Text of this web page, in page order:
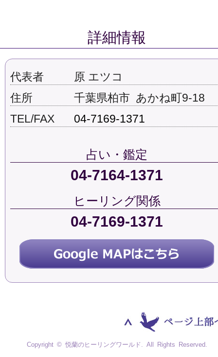
詳細情報
代表者
原 エツコ
住所
千葉県柏市 あかね町9-18
TEL/FAX
04-7169-1371
占い・鑑定
04-7164-1371
ヒーリング関係
04-7169-1371
Copyright © 悦蘭のヒーリングワールド. All Rights Reserved.